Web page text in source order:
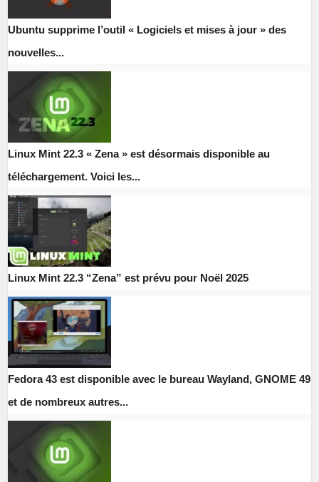
Ubuntu supprime l’outil « Logiciels et mises à jour » des
nouvelles...
Linux Mint 22.3 « Zena » est désormais disponible au
téléchargement. Voici les...
Linux Mint 22.3 “Zena” est prévu pour Noël 2025
Fedora 43 est disponible avec le bureau Wayland, GNOME 49
et de nombreux autres...